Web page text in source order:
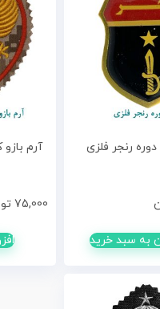
رنجر فلزی
به سبد خرید
آرم
75,000